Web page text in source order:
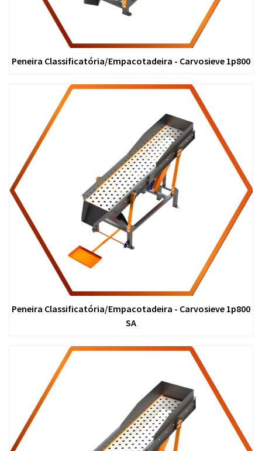
Peneira Classificatória/Empacotadeira - Carvosieve 1p800
Peneira Classificatória/Empacotadeira - Carvosieve 1p800
SA